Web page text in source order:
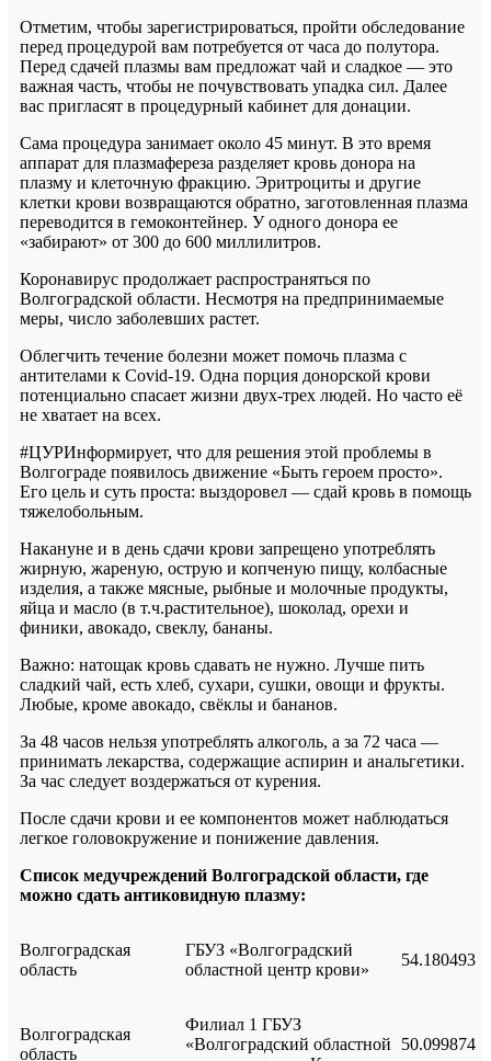
Отметим, чтобы зарегистрироваться, пройти обследование
перед процедурой вам потребуется от часа до полутора.
Перед сдачей плазмы вам предложат чай и сладкое — это
важная часть, чтобы не почувствовать упадка сил. Далее
вас пригласят в процедурный кабинет для донации.
Сама процедура занимает около 45 минут. В это время
аппарат для плазмафереза разделяет кровь донора на
плазму и клеточную фракцию. Эритроциты и другие
клетки крови возвращаются обратно, заготовленная плазма
переводится в гемоконтейнер. У одного донора ее
«забирают» от 300 до 600 миллилитров.
Коронавирус продолжает распространяться по
Волгоградской области. Несмотря на предпринимаемые
меры, число заболевших растет.
Облегчить течение болезни может помочь плазма с
антителами к Covid-19. Одна порция донорской крови
потенциально спасает жизни двух-трех людей. Но часто её
не хватает на всех.
#ЦУРИнформирует, что для решения этой проблемы в
Волгограде появилось движение «Быть героем просто».
Его цель и суть проста: выздоровел — сдай кровь в помощь
тяжелобольным.
Накануне и в день сдачи крови запрещено употреблять
жирную, жареную, острую и копченую пищу, колбасные
изделия, а также мясные, рыбные и молочные продукты,
яйца и масло (в т.ч.растительное), шоколад, орехи и
финики, авокадо, свеклу, бананы.
Важно: натощак кровь сдавать не нужно. Лучше пить
сладкий чай, есть хлеб, сухари, сушки, овощи и фрукты.
Любые, кроме авокадо, свёклы и бананов.
За 48 часов нельзя употреблять алкоголь, а за 72 часа —
принимать лекарства, содержащие аспирин и анальгетики.
За час следует воздержаться от курения.
После сдачи крови и ее компонентов может наблюдаться
легкое головокружение и понижение давления.
Список медучреждений Волгоградской области, где
можно сдать антиковидную плазму:
Волгоградская
область
ГБУЗ «Волгоградский
областной центр крови»
54.180493
Волгоградская
область
Филиал 1 ГБУЗ
«Волгоградский областной
50.099874